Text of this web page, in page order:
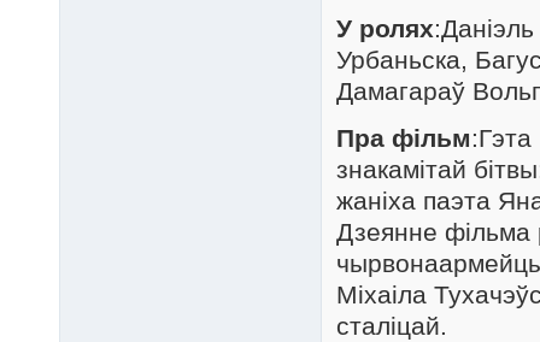
У ролях
Урбаньска,
Дамагараў
Пра фільм:Гэта
знакамітай
жаніха паэта
Дзеянне фільма
Міхаіла
сталіцай.